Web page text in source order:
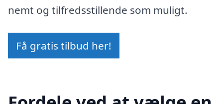
nemt og tilfredsstillende som muligt.
Få gratis tilbud her!